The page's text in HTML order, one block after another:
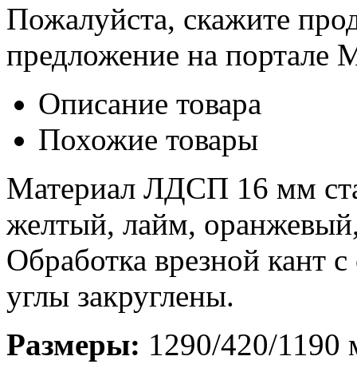
Пожалуйста, скажите
предложение на портале
Описание товара
Похожие товары
Материал ЛДСП 16 мм
желтый, лайм,
Обработка врезной кант
углы закруглены.
Размеры: 1290/420/1190